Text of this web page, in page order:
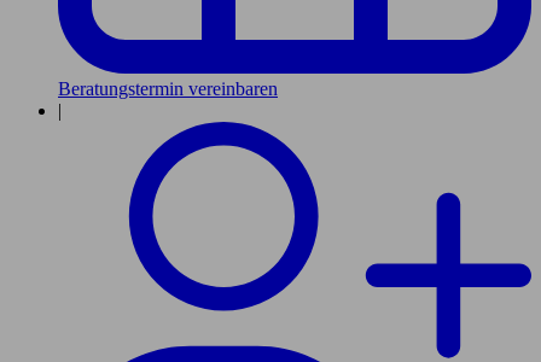
Beratungstermin vereinbaren
|